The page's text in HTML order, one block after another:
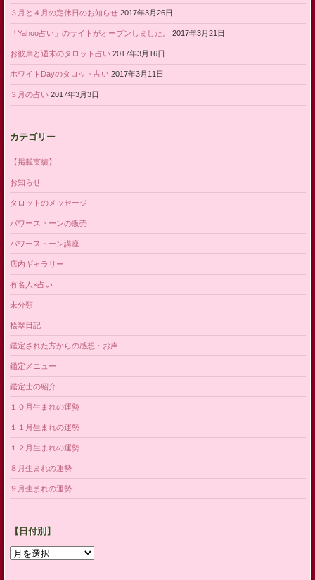
３月と４月の定休日のお知らせ 2017年3月26日
「Yahoo占い」のサイトがオープンしました。 2017年3月21日
お彼岸と週末のタロット占い 2017年3月16日
ホワイトDayのタロット占い 2017年3月11日
３月の占い 2017年3月3日
カテゴリー
【掲載実績】
お知らせ
タロットのメッセージ
パワーストーンの販売
パワーストーン講座
店内ギャラリー
有名人×占い
未分類
桧翠日記
鑑定された方からの感想・お声
鑑定メニュー
鑑定士の紹介
１０月生まれの運勢
１１月生まれの運勢
１２月生まれの運勢
８月生まれの運勢
９月生まれの運勢
【日付別】
【日